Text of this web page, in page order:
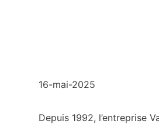
16-mai-2025
Depuis 1992, l’entreprise